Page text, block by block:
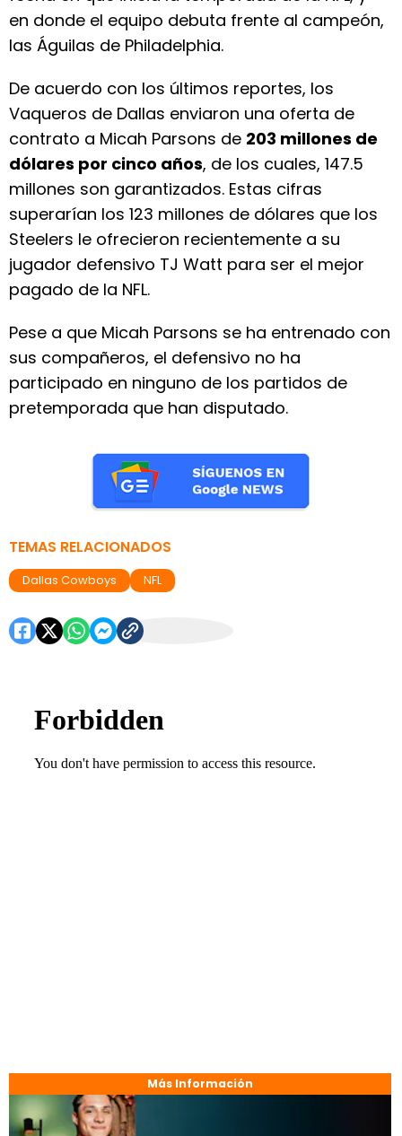
Más Información
en donde el equipo debuta frente al campeón,
las Águilas de Philadelphia.
De acuerdo con los últimos reportes, los
Vaqueros de Dallas enviaron una oferta de
contrato a Micah Parsons de 203 millones de
dólares por cinco años, de los cuales, 147.5
millones son garantizados. Estas cifras
superarían los 123 millones de dólares que los
Steelers le ofrecieron recientemente a su
jugador defensivo TJ Watt para ser el mejor
pagado de la NFL.
Pese a que Micah Parsons se ha entrenado con
sus compañeros, el defensivo no ha
participado en ninguno de los partidos de
pretemporada que han disputado.
TEMAS RELACIONADOS
Dallas Cowboys NFL